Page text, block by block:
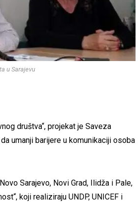
u Sarajevu
društva“, projekat je Saveza
umanji barijere u komunikaciji osoba
Sarajevo, Novi Grad, Ilidža i Pale,
koji realiziraju UNDP, UNICEF i